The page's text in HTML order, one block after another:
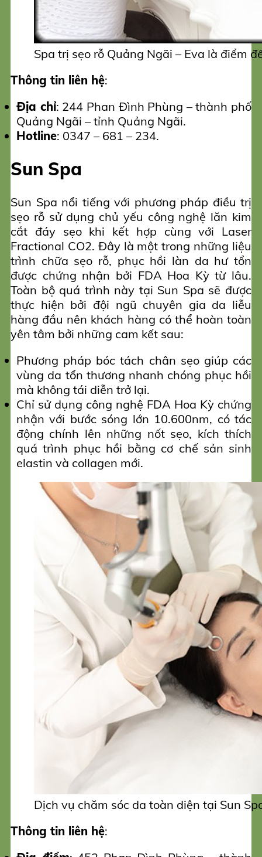
Spa trị sẹo rỗ Quảng Ngãi – Eva là điểm
Thông tin liên hệ:
Địa chỉ: 244 Phan Đình Phùng – thành phố
Quảng Ngãi – tỉnh Quảng Ngãi.
Hotline: 0347 – 681 – 234.
Sun Spa
Sun Spa nổi tiếng với phương pháp điều trị
sẹo rỗ sử dụng chủ yếu công nghệ lăn kim
cắt đáy sẹo khi kết hợp cùng với Laser
Fractional CO2. Đây là một trong những liệu
trình chữa sẹo rỗ, phục hồi làn da hư tổn
được chứng nhận bởi FDA Hoa Kỳ từ lâu.
Toàn bộ quá trình này tại Sun Spa sẽ được
thực hiện bởi đội ngũ chuyên gia da liễu
hàng đầu nên khách hàng có thể hoàn toàn
yên tâm bởi những cam kết sau:
Phương pháp bóc tách chân sẹo giúp các
vùng da tổn thương nhanh chóng phục hồi
mà không tái diễn trở lại.
Chỉ sử dụng công nghệ FDA Hoa Kỳ chứng
nhận với bước sóng lớn 10.600nm, có tác
động chính lên những nốt sẹo, kích thích
quá trình phục hồi bằng cơ chế sản sinh
elastin và collagen mới.
Dịch vụ chăm sóc da toàn diện tại Sun
Thông tin liên hệ: